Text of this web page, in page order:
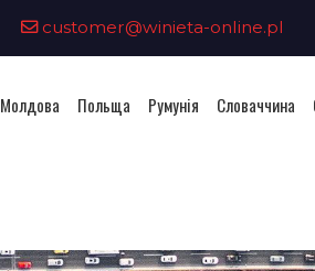
customer@winieta-online.pl
Молдова Польща Румунія Словаччина